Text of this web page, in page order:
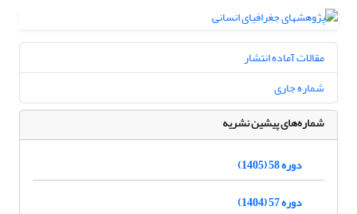
مقالات آماده انتشار
شماره جاری
شماره‌های پیشین نشریه
دوره 58 (1405)
دوره 57 (1404)